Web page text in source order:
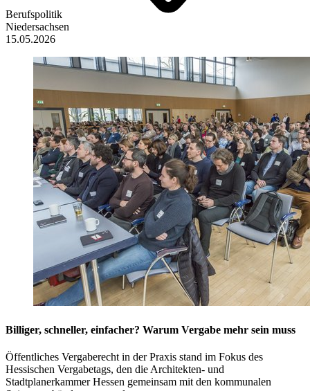
Berufspolitik
Niedersachsen
15.05.2026
Billiger, schneller, einfacher? Warum Vergabe mehr sein muss
Öffentliches Vergaberecht in der Praxis stand im Fokus des
Hessischen Vergabetags, den die Architekten- und
Stadtplanerkammer Hessen gemeinsam mit den kommunalen